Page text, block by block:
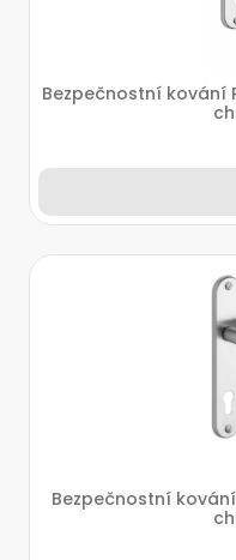
Bezpečnostní kování
Bezpečnostní kování